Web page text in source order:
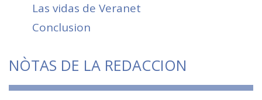
Las vidas de Veranet
Conclusion
NÒTAS DE LA REDACCION